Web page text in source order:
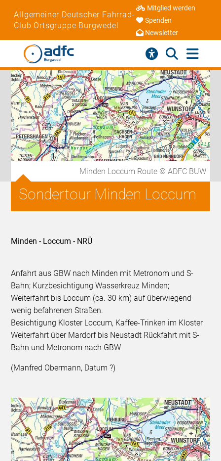
Allgemeiner Deutscher Fahrrad-
Club Ortsgruppe Burgwedel
Mitglied werden
Spenden
Newsletter
Minden Loccum Route © ADFC BUW
Sondertour Minden Loccum
Minden - Loccum - NRÜ
Anfahrt aus GBW nach Minden mit Metronom und S-
Bahn; Kurzbesichtigung Wasserkreuz Minden;
Weiterfahrt bis Loccum (ca. 30 km) auf überwiegend
wenig befahrenen Straßen.
Besichtigung Kloster Loccum, Kaffee-Trinken im Kloster
Weiterfahrt über Mardorf bis Neustadt Rückfahrt mit S-
Bahn und Metronom nach GBW
(Manfred Obermann, Datum ?)